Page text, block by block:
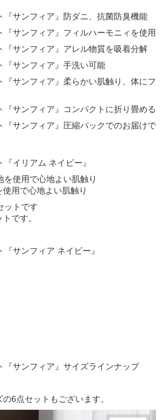
用で心地よい肌触り
です。
6点セットもございます。